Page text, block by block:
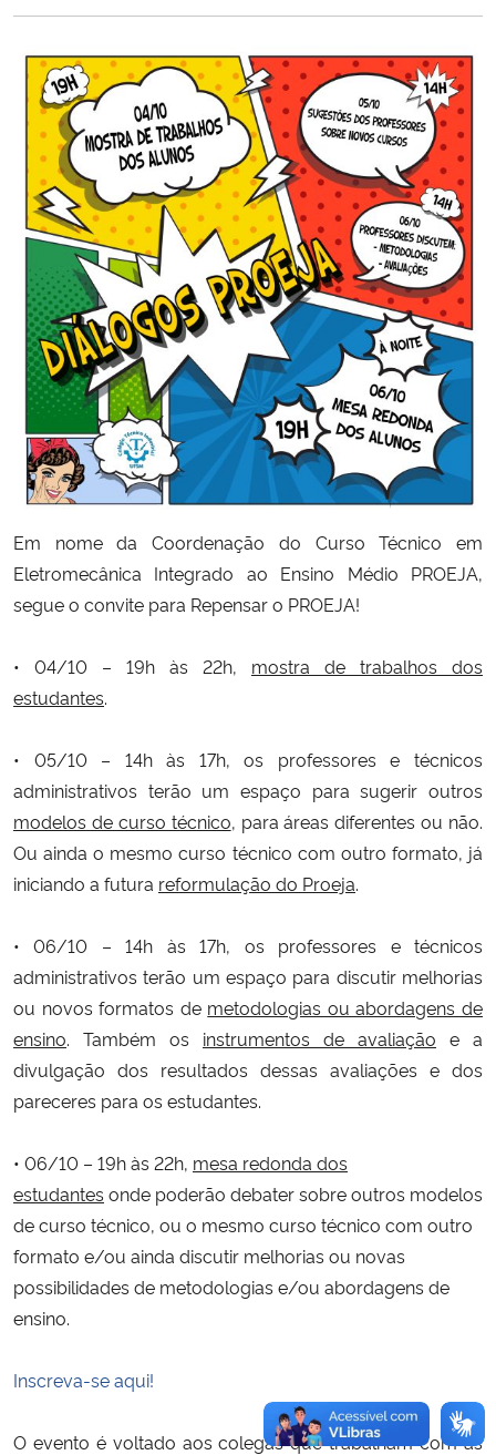
Ministério da Cidadania
Ministério da Saúde
Ministério de Minas e Energia
Ministério da Ciência, Tecnologia, Inovações e Comunicações
Ministério do Meio Ambiente
Ministério do Turismo
Ministério do Desenvolvimento Regional
Controladoria-Geral da União
Ministério da Mulher, da Família e dos Direitos Humanos
Secretaria-Geral
Secretaria de Governo
Gabinete de Segurança Institucional
Banco Central do Brasil
Em nome da Coordenação do Curso Técnico em
Eletromecânica Integrado ao Ensino Médio PROEJA,
segue o convite para Repensar o PROEJA!
• 04/10 – 19h às 22h, mostra de trabalhos dos
estudantes.
• 05/10 – 14h às 17h, os professores e técnicos
administrativos terão um espaço para sugerir outros
modelos de curso técnico, para áreas diferentes ou não.
Ou ainda o mesmo curso técnico com outro formato, já
iniciando a futura reformulação do Proeja.
• 06/10 –14h às 17h, os professores e técnicos
administrativosterão um espaço para discutir melhorias
ou novos formatos de metodologias ou abordagens de
ensino. Também os instrumentos de avaliação e a
divulgação dos resultados dessas avaliações e dos
pareceres para os estudantes.
• 06/10 – 19h às 22h, mesa redonda dos
estudantes onde poderão debater sobre outros modelos
de curso técnico, ou o mesmo curso técnico com outro
formato e/ou ainda discutir melhorias ou novas
possibilidades de metodologias e/ou abordagens de
ensino.
Inscreva-se aqui!
O evento é voltado aos colegas que trabalham com as